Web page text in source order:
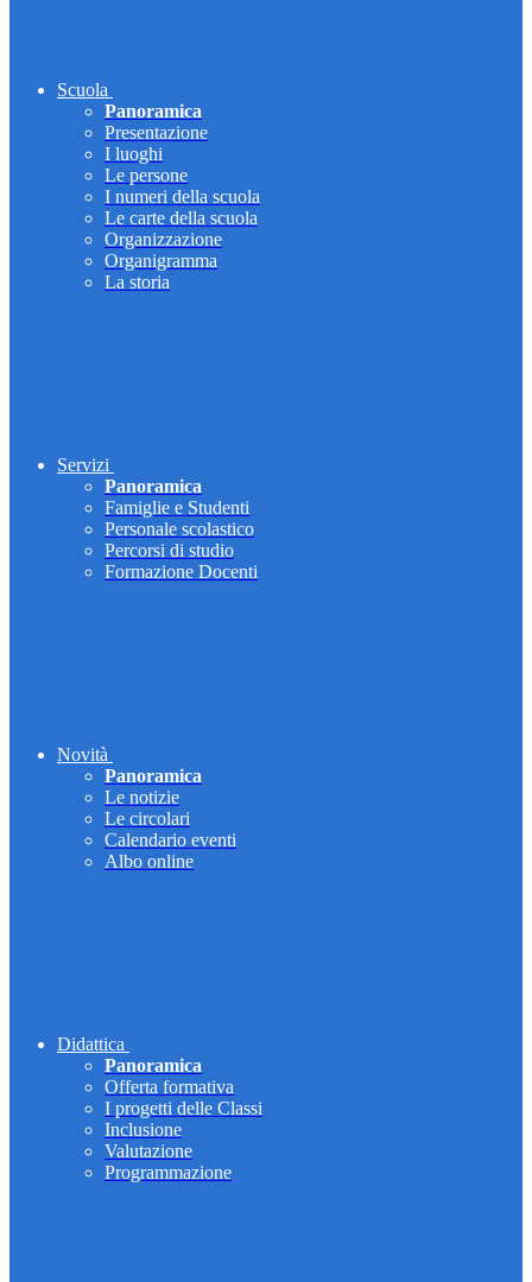
Scuola
Panoramica
Presentazione
I luoghi
Le persone
I numeri della scuola
Le carte della scuola
Organizzazione
Organigramma
La storia
Servizi
Panoramica
Famiglie e Studenti
Personale scolastico
Percorsi di studio
Formazione Docenti
Novità
Panoramica
Le notizie
Le circolari
Calendario eventi
Albo online
Didattica
Panoramica
Offerta formativa
I progetti delle Classi
Inclusione
Valutazione
Programmazione